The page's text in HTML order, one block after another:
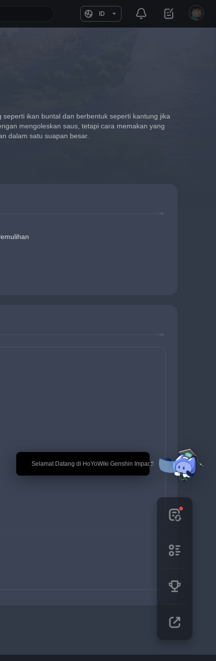
ID
🎉 Selamat Datang di HoYoWiki Genshin Impact!
ikan buntal dan berbentuk seperti kantung jika
mengoleskan saus, tetapi cara memakan yang
dalam satu suapan besar.